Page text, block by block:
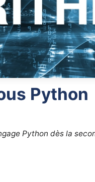
Python
Python dès la